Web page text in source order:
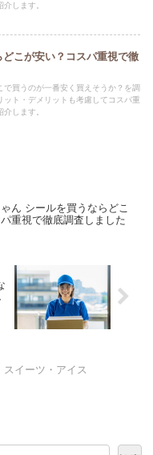
します。
こが安い？コスパ重視で徹
で買うのが一番安く買えそうか？を調
ット・デメリットも考慮してコスパ重
します。
ん シールを買うならどこ
重視で徹底調査しました
スイーツ・アイス